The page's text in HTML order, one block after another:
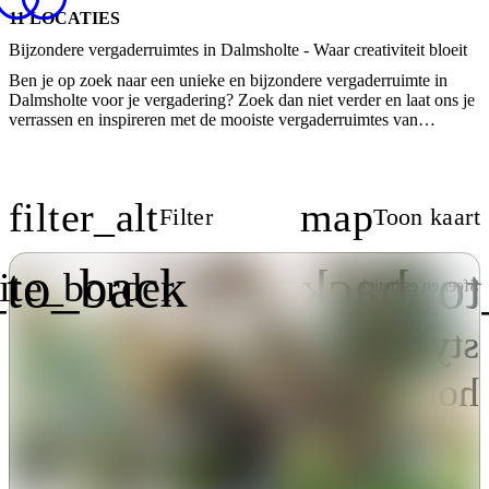
Bijzondere vergaderruimtes in Dalmsholte - Waar creativiteit bloeit
11 LOCATIES
Ben je op zoek naar een unieke en bijzondere vergaderruimte in
Dalmsholte voor je vergadering? Zoek dan niet verder en laat ons je
verrassen en inspireren met de mooiste vergaderruimtes van
Dalmsholte en vraag direct meer informatie aan over jouw favoriete
vergaderruimte.
filter_altFilter mapToon kaart
Sfeer en esthetiek
style
home